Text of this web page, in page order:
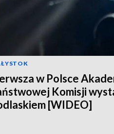
w Polsce
Komisji
[WIDEO]